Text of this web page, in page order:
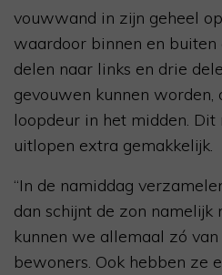
vouwwand in zijn geheel
waardoor binnen en buiten
delen naar links en drie
gevouwen kunnen worden,
loopdeur in het midden.
uitlopen extra gemakkelijk.
“In de namiddag
dan schijnt de zon namelijk
kunnen we allemaal zó van
bewoners. Ook hebben ze